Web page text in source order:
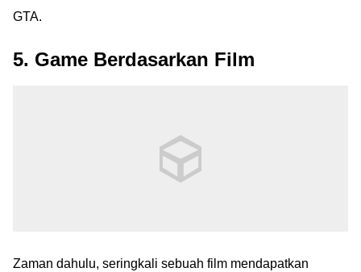
GTA.
5. Game Berdasarkan Film
Zaman dahulu, seringkali sebuah film mendapatkan